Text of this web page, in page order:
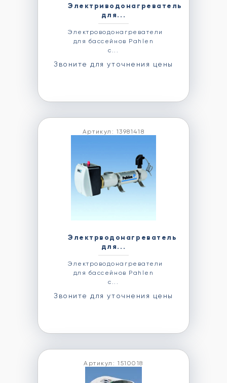
Электриводонагреватель
для...
Электроводонагреватели
для бассейнов Pahlen
с...
Звоните для уточнения цены
Артикул: 13981418
Электрводонагреватель
для...
Электроводонагреватели
для бассейнов Pahlen
с...
Звоните для уточнения цены
Артикул: 1510018